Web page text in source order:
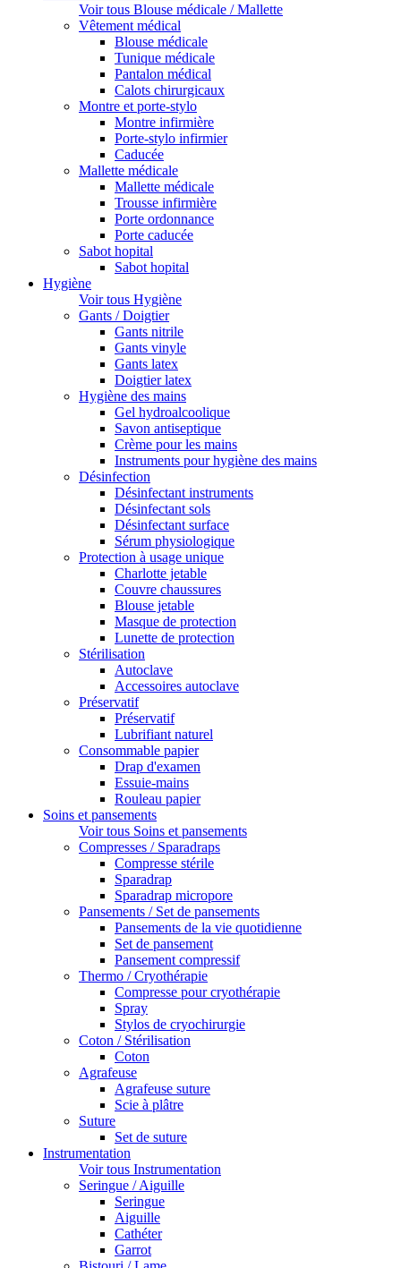
Voir tous Blouse médicale / Mallette
Vêtement médical
Blouse médicale
Tunique médicale
Pantalon médical
Calots chirurgicaux
Montre et porte-stylo
Montre infirmière
Porte-stylo infirmier
Caducée
Mallette médicale
Mallette médicale
Trousse infirmière
Porte ordonnance
Porte caducée
Sabot hopital
Sabot hopital
Hygiène
Voir tous Hygiène
Gants / Doigtier
Gants nitrile
Gants vinyle
Gants latex
Doigtier latex
Hygiène des mains
Gel hydroalcoolique
Savon antiseptique
Crème pour les mains
Instruments pour hygiène des mains
Désinfection
Désinfectant instruments
Désinfectant sols
Désinfectant surface
Sérum physiologique
Protection à usage unique
Charlotte jetable
Couvre chaussures
Blouse jetable
Masque de protection
Lunette de protection
Stérilisation
Autoclave
Accessoires autoclave
Préservatif
Préservatif
Lubrifiant naturel
Consommable papier
Drap d'examen
Essuie-mains
Rouleau papier
Soins et pansements
Voir tous Soins et pansements
Compresses / Sparadraps
Compresse stérile
Sparadrap
Sparadrap micropore
Pansements / Set de pansements
Pansements de la vie quotidienne
Set de pansement
Pansement compressif
Thermo / Cryothérapie
Compresse pour cryothérapie
Spray
Stylos de cryochirurgie
Coton / Stérilisation
Coton
Agrafeuse
Agrafeuse suture
Scie à plâtre
Suture
Set de suture
Instrumentation
Voir tous Instrumentation
Seringue / Aiguille
Seringue
Aiguille
Cathéter
Garrot